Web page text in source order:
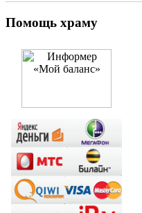
Помощь храму